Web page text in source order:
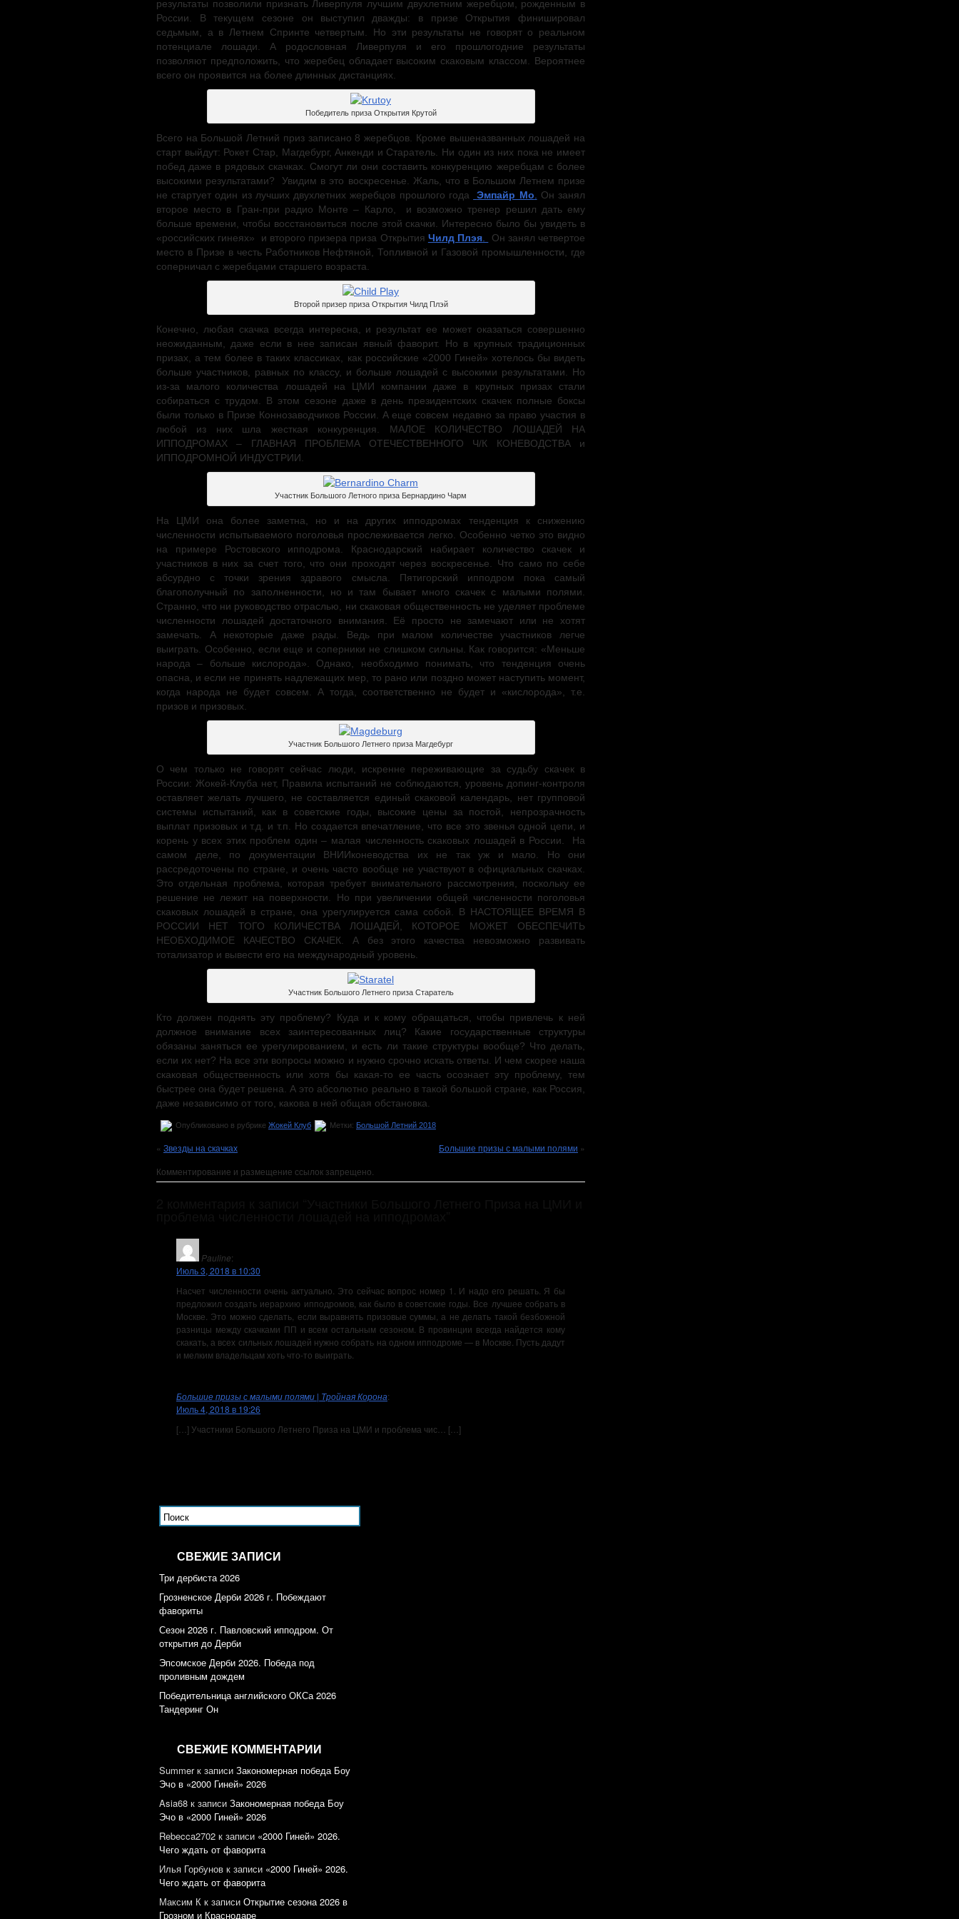
результаты позволили признать Ливерпуля лучшим двухлетним жеребцом, рожденным в
России. В текущем сезоне он выступил дважды: в призе Открытия финишировал
седьмым, а в Летнем Спринте четвертым. Но эти результаты не говорят о реальном
потенциале лошади. А родословная Ливерпуля и его прошлогодние результаты
позволяют предположить, что жеребец обладает высоким скаковым классом. Вероятнее
всего он проявится на более длинных дистанциях.
Победитель приза Открытия Крутой
Всего на Большой Летний приз записано 8 жеребцов. Кроме вышеназванных лошадей на
старт выйдут: Рокет Стар, Магдебург, Анкенди и Старатель. Ни один из них пока не имеет
побед даже в рядовых скачках. Смогут ли они составить конкуренцию жеребцам с более
высокими результатами? Увидим в это воскресенье. Жаль, что в Большом Летнем призе
не стартует один из лучших двухлетних жеребцов прошлого года
Эмпайр Мо
Он занял
второе место в Гран-при радио Монте – Карло, и возможно тренер решил дать ему
больше времени, чтобы восстановиться после этой скачки. Интересно было бы увидеть в
«российских гинеях» и второго призера приза Открытия Чилд Плэя
Он занял четвертое
место в Призе в честь Работников Нефтяной, Топливной и Газовой промышленности, где
соперничал с жеребцами старшего возраста.
Второй призер приза Открытия Чилд Плэй
Конечно, любая скачка всегда интересна, и результат ее может оказаться совершенно
неожиданным, даже если в нее записан явный фаворит. Но в крупных традиционных
призах, а тем более в таких классиках, как российские «2000 Гиней» хотелось бы видеть
больше участников, равных по классу, и больше лошадей с высокими результатами. Но
из-за малого количества лошадей на ЦМИ компании даже в крупных призах стали
собираться с трудом. В этом сезоне даже в день президентских скачек полные боксы
были только в Призе Коннозаводчиков России. А еще совсем недавно за право участия в
любой из них шла жесткая конкуренция. МАЛОЕ КОЛИЧЕСТВО ЛОШАДЕЙ НА
ИППОДРОМАХ – ГЛАВНАЯ ПРОБЛЕМА ОТЕЧЕСТВЕННОГО Ч/К КОНЕВОДСТВА и
ИППОДРОМНОЙ ИНДУСТРИИ.
Участник Большого Летного приза Бернардино Чарм
На ЦМИ она более заметна, но и на других ипподромах тенденция к снижению
численности испытываемого поголовья прослеживается легко. Особенно четко это видно
на примере Ростовского ипподрома. Краснодарский набирает количество скачек и
участников в них за счет того, что они проходят через воскресенье. Что само по себе
абсурдно с точки зрения здравого смысла. Пятигорский ипподром пока самый
благополучный по заполненности, но и там бывает много скачек с малыми полями.
Странно, что ни руководство отраслью, ни скаковая общественность не уделяет проблеме
численности лошадей достаточного внимания. Её просто не замечают или не хотят
замечать. А некоторые даже рады. Ведь при малом количестве участников легче
выиграть. Особенно, если еще и соперники не слишком сильны. Как говорится: «Меньше
народа – больше кислорода». Однако, необходимо понимать, что тенденция очень
опасна, и если не принять надлежащих мер, то рано или поздно может наступить момент,
когда народа не будет совсем. А тогда, соответственно не будет и «кислорода», т.е.
призов и призовых.
Участник Большого Летнего приза Магдебург
О чем только не говорят сейчас люди, искренне переживающие за судьбу скачек в
России: Жокей-Клуба нет, Правила испытаний не соблюдаются, уровень допинг-контроля
оставляет желать лучшего, не составляется единый скаковой календарь, нет групповой
системы испытаний, как в советские годы, высокие цены за постой, непрозрачность
выплат призовых и т.д. и т.п. Но создается впечатление, что все это звенья одной цепи, и
корень у всех этих проблем один – малая численность скаковых лошадей в России. На
самом деле, по документации ВНИИконеводства их не так уж и мало. Но они
рассредоточены по стране, и очень часто вообще не участвуют в официальных скачках.
Это отдельная проблема, которая требует внимательного рассмотрения, поскольку ее
решение не лежит на поверхности. Но при увеличении общей численности поголовья
скаковых лошадей в стране, она урегулируется сама собой. В НАСТОЯЩЕЕ ВРЕМЯ В
РОССИИ НЕТ ТОГО КОЛИЧЕСТВА ЛОШАДЕЙ, КОТОРОЕ МОЖЕТ ОБЕСПЕЧИТЬ
НЕОБХОДИМОЕ КАЧЕСТВО СКАЧЕК. А без этого качества невозможно развивать
тотализатор и вывести его на международный уровень.
Участник Большого Летнего приза Старатель
Кто должен поднять эту проблему? Куда и к кому обращаться, чтобы привлечь к ней
должное внимание всех заинтересованных лиц? Какие государственные структуры
обязаны заняться ее урегулированием, и есть ли такие структуры вообще? Что делать,
если их нет? На все эти вопросы можно и нужно срочно искать ответы. И чем скорее наша
скаковая общественность или хотя бы какая-то ее часть осознает эту проблему, тем
быстрее она будет решена. А это абсолютно реально в такой большой стране, как Россия,
даже независимо от того, какова в ней общая обстановка.
Опубликовано в рубрике Жокей Клуб Метки: Большой Летний 2018
« Звезды на скачках Большие призы с малыми полями »
Комментирование и размещение ссылок запрещено.
Pauline:
Июль 3, 2018 в 10:30
Насчет численности очень актуально. Это сейчас вопрос номер 1. И надо его решать. Я бы
предложил создать иерархию ипподромов, как было в советские годы. Все лучшее собрать в
Москве. Это можно сделать, если выравнять призовые суммы, а не делать такой безбожной
разницы между скачками ПП и всем остальным сезоном. В провинции всегда найдется кому
скакать, а всех сильных лошадей нужно собрать на одном ипподроме — в Москве. Пусть дадут
и мелким владельцам хоть что-то выиграть.
Большие призы с малыми полями | Тройная Корона:
Июль 4, 2018 в 19:26
[…] Участники Большого Летнего Приза на ЦМИ и проблема чис… […]
СВЕЖИЕ ЗАПИСИ
Три дербиста 2026
Грозненское Дерби 2026 г. Побеждают
фавориты
Сезон 2026 г. Павловский ипподром. От
открытия до Дерби
Эпсомское Дерби 2026. Победа под
проливным дождем
Победительница английского ОКСа 2026
Тандеринг Он
СВЕЖИЕ КОММЕНТАРИИ
Summerк записи Закономерная победа Боу
Эчо в «2000 Гиней» 2026
Asia68 к записи Закономерная победа Боу
Эчо в «2000 Гиней» 2026
Rebecca2702 к записи «2000 Гиней» 2026.
Чего ждать от фаворита
Илья Горбунов к записи «2000 Гиней» 2026.
Чего ждать от фаворита
Максим К к записи Открытие сезона 2026 в
Грозном и Краснодаре